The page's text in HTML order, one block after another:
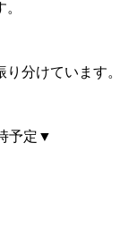
分けています。
予定▼